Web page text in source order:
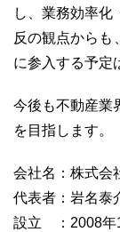
し、業務効率化
反の観点からも
に参入する予定
今後も不動産業
を目指します。
会社名：株式会
代表者：岩名泰
設立 ：2008年